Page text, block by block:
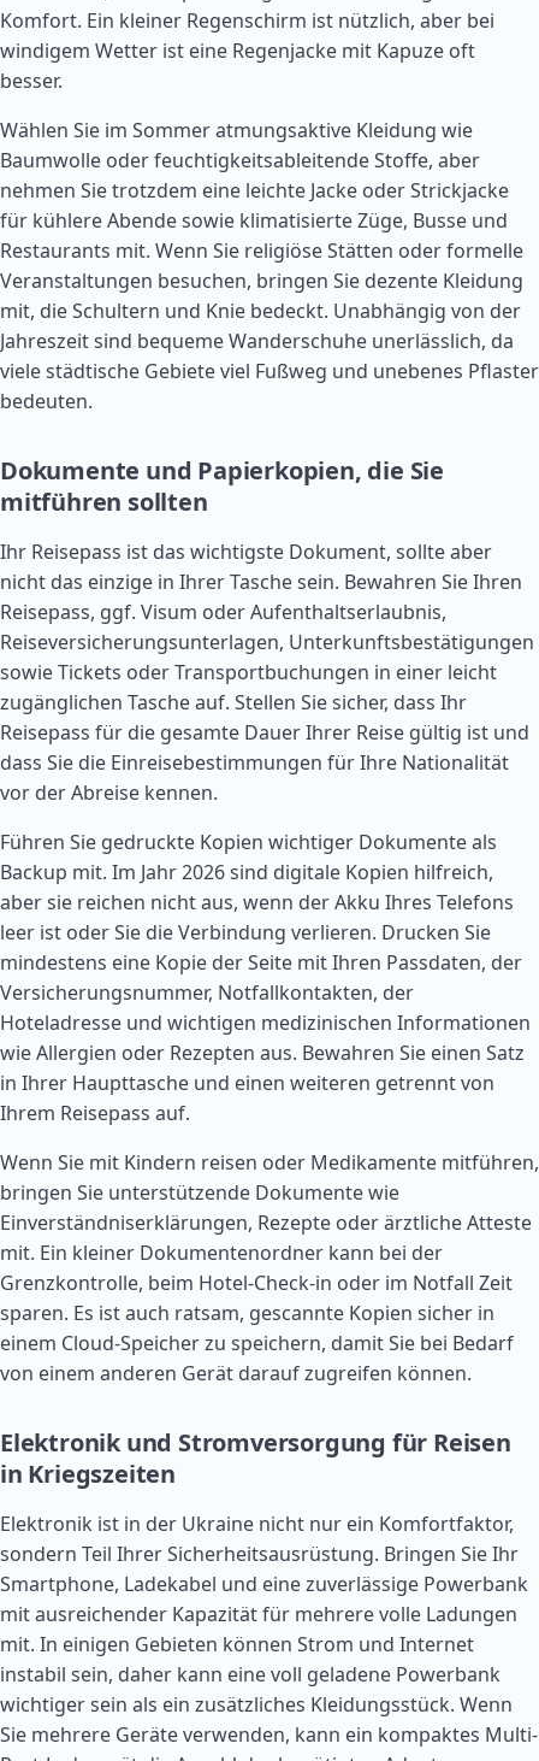
Komfort. Ein kleiner Regenschirm ist nützlich, aber bei
windigem Wetter ist eine Regenjacke mit Kapuze oft
besser.
Wählen Sie im Sommer atmungsaktive Kleidung wie
Baumwolle oder feuchtigkeitsableitende Stoffe, aber
nehmen Sie trotzdem eine leichte Jacke oder Strickjacke
für kühlere Abende sowie klimatisierte Züge, Busse und
Restaurants mit. Wenn Sie religiöse Stätten oder formelle
Veranstaltungen besuchen, bringen Sie dezente Kleidung
mit, die Schultern und Knie bedeckt. Unabhängig von der
Jahreszeit sind bequeme Wanderschuhe unerlässlich, da
viele städtische Gebiete viel Fußweg und unebenes Pflaster
bedeuten.
Dokumente und Papierkopien, die Sie
mitführen sollten
Ihr Reisepass ist das wichtigste Dokument, sollte aber
nicht das einzige in Ihrer Tasche sein. Bewahren Sie Ihren
Reisepass, ggf. Visum oder Aufenthaltserlaubnis,
Reiseversicherungsunterlagen, Unterkunftsbestätigungen
sowie Tickets oder Transportbuchungen in einer leicht
zugänglichen Tasche auf. Stellen Sie sicher, dass Ihr
Reisepass für die gesamte Dauer Ihrer Reise gültig ist und
dass Sie die Einreisebestimmungen für Ihre Nationalität
vor der Abreise kennen.
Führen Sie gedruckte Kopien wichtiger Dokumente als
Backup mit. Im Jahr 2026 sind digitale Kopien hilfreich,
aber sie reichen nicht aus, wenn der Akku Ihres Telefons
leer ist oder Sie die Verbindung verlieren. Drucken Sie
mindestens eine Kopie der Seite mit Ihren Passdaten, der
Versicherungsnummer, Notfallkontakten, der
Hoteladresse und wichtigen medizinischen Informationen
wie Allergien oder Rezepten aus. Bewahren Sie einen Satz
in Ihrer Haupttasche und einen weiteren getrennt von
Ihrem Reisepass auf.
Wenn Sie mit Kindern reisen oder Medikamente mitführen,
bringen Sie unterstützende Dokumente wie
Einverständniserklärungen, Rezepte oder ärztliche Atteste
mit. Ein kleiner Dokumentenordner kann bei der
Grenzkontrolle, beim Hotel-Check-in oder im Notfall Zeit
sparen. Es ist auch ratsam, gescannte Kopien sicher in
einem Cloud-Speicher zu speichern, damit Sie bei Bedarf
von einem anderen Gerät darauf zugreifen können.
Elektronik und Stromversorgung für Reisen
in Kriegszeiten
Elektronik ist in der Ukraine nicht nur ein Komfortfaktor,
sondern Teil Ihrer Sicherheitsausrüstung. Bringen Sie Ihr
Smartphone, Ladekabel und eine zuverlässige Powerbank
mit ausreichender Kapazität für mehrere volle Ladungen
mit. In einigen Gebieten können Strom und Internet
instabil sein, daher kann eine voll geladene Powerbank
wichtiger sein als ein zusätzliches Kleidungsstück. Wenn
Sie mehrere Geräte verwenden, kann ein kompaktes Multi-